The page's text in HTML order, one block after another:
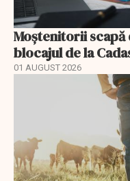
Moștenitorii scapă
blocajul de la
01 AUGUST 2026